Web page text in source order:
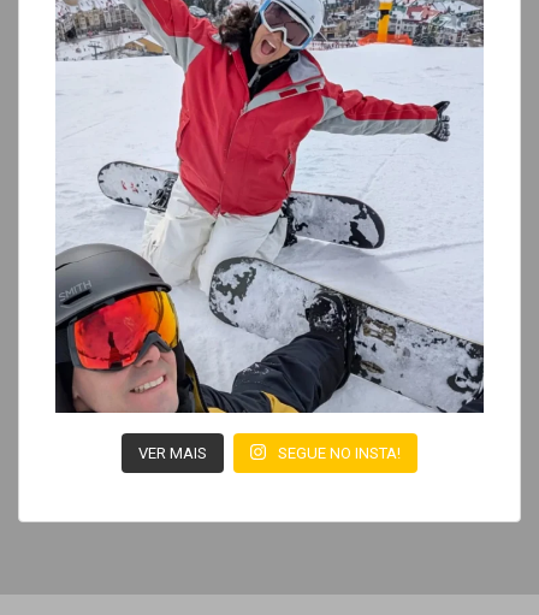
VER MAIS SEGUE NO INSTA!